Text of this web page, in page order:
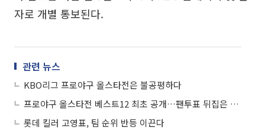
자로 개별 통보된다.
관련 뉴스
KBO리그 프로야구 올스타전은 불공평하다
프로야구 올스타전 베스트12 최초 공개…팬투표 뒤집은 최종 선수는?
롯데 킬러 고영표, 팀 순위 반등 이끈다